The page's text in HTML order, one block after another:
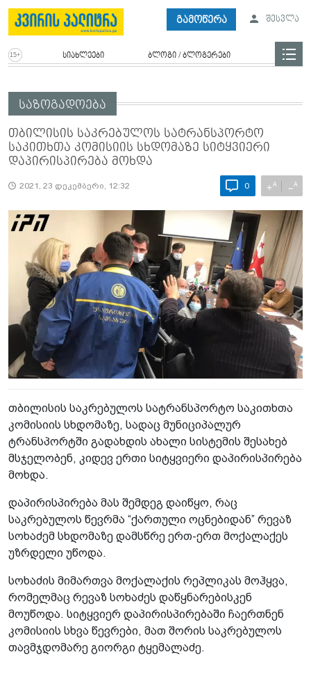
გამოწერა შესვლა
სიახლეები ბლოგი / ბლოგერები
საზოგადოება
თბილისის საკრებულოს სატრანსპორტო
საკითხთა კომისიის სხდომაზე სიტყვიერი
დაპირისპირება მოხდა
2021, 23 დეკემბერი, 12:32 0 +A −A
თბილისის საკრებულოს სატრანსპორტო საკითხთა
კომისიის სხდომაზე, სადაც მუნიციპალურ
ტრანსპორტში გადახდის ახალი სისტემის შესახებ
მსჯელობენ, კიდევ ერთი სიტყვიერი დაპირისპირება
მოხდა.
დაპირისპირება მას შემდეგ დაიწყო, რაც
საკრებულოს წევრმა “ქართული ოცნებიდან” რევაზ
სოხაძემ სხდომაზე დამსწრე ერთ-ერთ მოქალაქეს
უზრდელი უწოდა.
სოხაძის მიმართვა მოქალაქის რეპლიკას მოჰყვა,
რომელმაც რევაზ სოხაძეს დაწყნარებისკენ
მოუწოდა. სიტყვიერ დაპირისპირებაში ჩაერთნენ
კომისიის სხვა წევრები, მათ შორის საკრებულოს
თავმჯდომარე გიორგი ტყემალაძე.